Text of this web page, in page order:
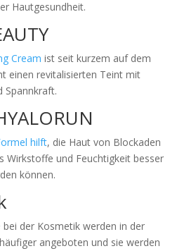
Hautgesundheit.
Cream ist seit kurzem auf dem
einen revitalisierten Teint mit
Spannkraft.
hilft, die Haut von Blockaden
Wirkstoffe und Feuchtigkeit besser
können.
bei der Kosmetik werden in der
angeboten und sie werden